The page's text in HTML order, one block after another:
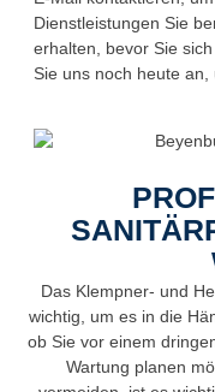
Dienstleistungen Sie
erhalten, bevor Sie
Sie uns noch heute an,
Das Klempner- und
wichtig, um es in die
ob Sie vor einem
Wartung planen